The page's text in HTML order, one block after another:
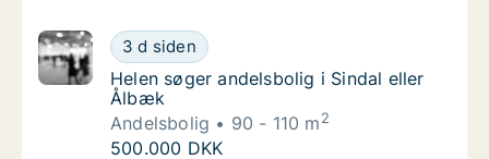
Helen søger andelsbolig i Sindal eller Ålbæk
3 d siden
Helen søger andelsbolig i Sindal eller Ålbæk
Helen søger andelsbolig i Sindal eller
Ålbæk
Andelsbolig
90 - 110 m2
Helen søger andelsbolig i Sindal eller Ålbæk
500.000 DKK